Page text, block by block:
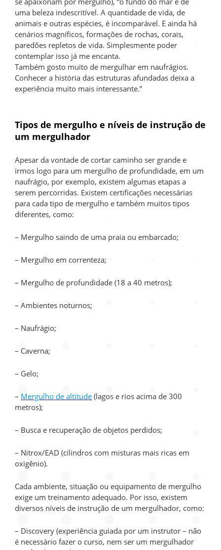
uma beleza indescritível. A quantidade de vida, de
animais e outras espécies, é incomparável. E ainda há
cenários magníficos, formações de rochas, corais,
paredões repletos de vida. Simplesmente poder
contemplar isso já me encanta.
Também gosto muito de mergulhar em naufrágios.
Conhecer a história das estruturas afundadas deixa a
experiência muito mais interessante.”
Tipos de mergulho e níveis de instrução de
um mergulhador
Apesar da vontade de cortar caminho ser grande e
irmos logo para um mergulho de profundidade, em um
naufrágio, por exemplo, existem algumas etapas a
serem percorridas. Existem certificações necessárias
para cada tipo de mergulho e também muitos tipos
diferentes, como:
– Mergulho saindo de uma praia ou embarcado;
– Mergulho em correnteza;
– Mergulho de profundidade (18 a 40 metros);
– Ambientes noturnos;
– Naufrágio;
– Caverna;
– Gelo;
– Mergulho de altitude (lagos e rios acima de 300
metros);
– Busca e recuperação de objetos perdidos;
– Nitrox/EAD (cilindros com misturas mais ricas em
oxigênio).
Cada ambiente, situação ou equipamento de mergulho
exige um treinamento adequado. Por isso, existem
diversos níveis de instrução de um mergulhador, como:
– Discovery (experiência guiada por um instrutor – não
é necessário fazer o curso, nem ser um mergulhador